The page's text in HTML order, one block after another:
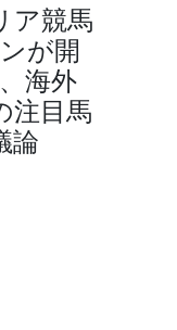
ア競馬
が開
海外
注目馬
論